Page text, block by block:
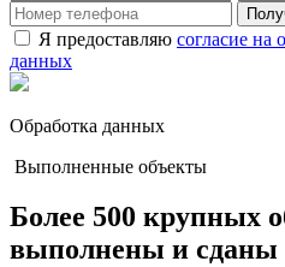
Я предоставляю согласие на
данных
Обработка данных
Выполненные объекты
Более 500 крупных
выполнены и сданы